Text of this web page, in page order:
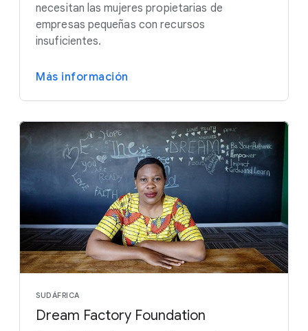
necesitan las mujeres propietarias de
empresas pequeñas con recursos
insuficientes.
Más información
SUDÁFRICA
Dream Factory Foundation